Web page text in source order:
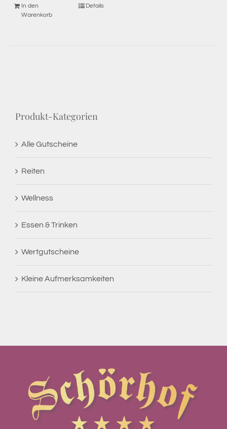
In den
Warenkorb
Details
Produkt-Kategorien
Alle Gutscheine
Reiten
Wellness
Essen & Trinken
Wertgutscheine
Kleine Aufmerksamkeiten